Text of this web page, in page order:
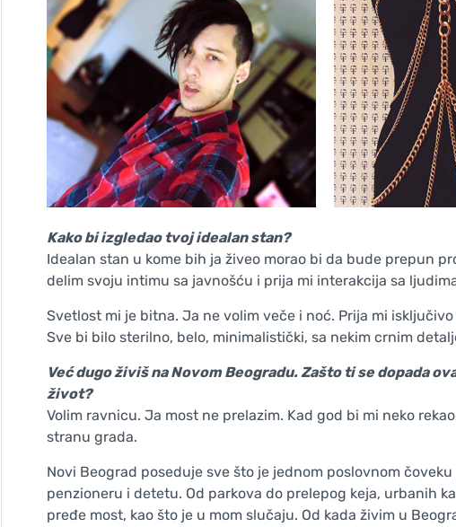
Kako bi izgledao tvoj idealan stan?
Idealan stan u kome bih ja živeo morao bi da bude prepun
delim svoju intimu sa javnošću i prija mi interakcija sa
Svetlost mi je bitna. Ja ne volim veče i noć. Prija mi
Sve bi bilo sterilno, belo, minimalistički, sa nekim crnim
Već dugo živiš na Novom Beogradu. Zašto ti se dopada
život?
Volim ravnicu. Ja most ne prelazim. Kad god bi mi neko
stranu grada.
Novi Beograd poseduje sve što je jednom poslovnom
penzioneru i detetu. Od parkova do prelepog keja, urbanih
pređe most, kao što je u mom slučaju. Od kada živim u